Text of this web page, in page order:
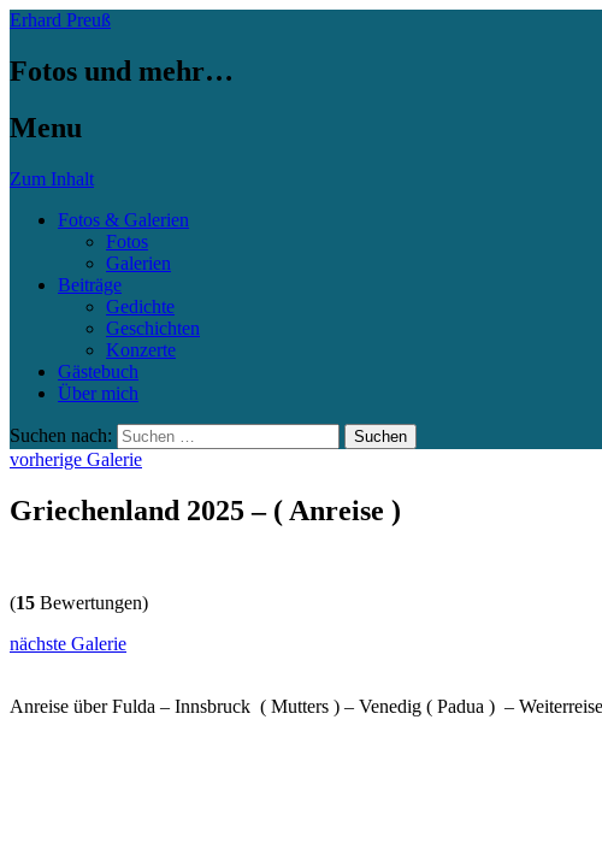
Erhard Preuß
Fotos und mehr…
Menu
Zum Inhalt
Fotos & Galerien
Fotos
Galerien
Beiträge
Gedichte
Geschichten
Konzerte
Gästebuch
Über mich
Suchen nach:
vorherige Galerie
Griechenland 2025 – ( Anreise )
(15 Bewertungen)
nächste Galerie
Anreise über Fulda – Innsbruck ( Mutters ) – Venedig ( Padua ) –